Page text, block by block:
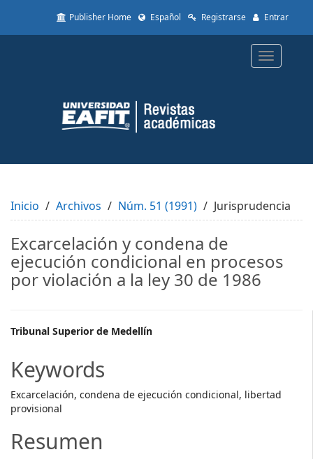
to
Content
Sidebar
Publisher Home Español Registrarse Entrar
Toggle
Inicio Archivos Núm. 51 (1991) Jurisprudencia
Excarcelación y condena de
ejecución condicional en procesos
por violación a la ley 30 de 1986
Main
Article
Content
Tribunal Superior de Medellín
Keywords
Excarcelación, condena de ejecución condicional, libertad
provisional
Resumen